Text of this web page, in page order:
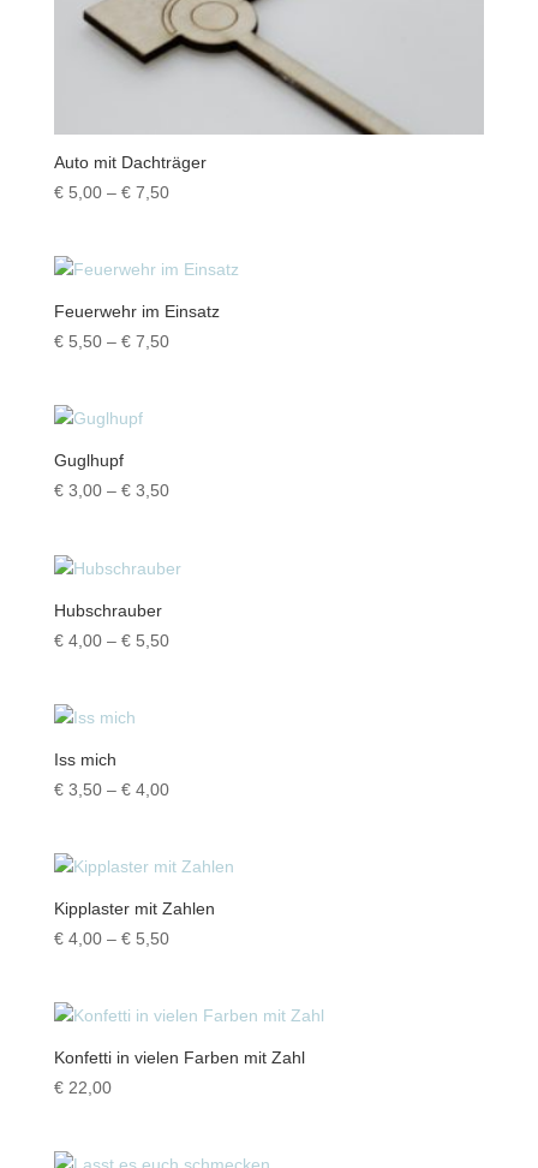
Auto mit Dachträger
€5,00 – €7,50Preisspanne:
€ 7,50
Feuerwehr im Einsatz
€5,50 – €7,50Preisspanne:
Guglhupf
€3,00 – €3,50Preisspanne:
€ 3,50
Hubschrauber
€4,00 – €5,50Preisspanne:
Iss mich
€3,50 – €4,00Preisspanne:
€ 4,00
Kipplaster mit Zahlen
€4,00 – €5,50Preisspanne:
€ 5,50
Konfetti in vielen Farben mit Zahl
€22,00